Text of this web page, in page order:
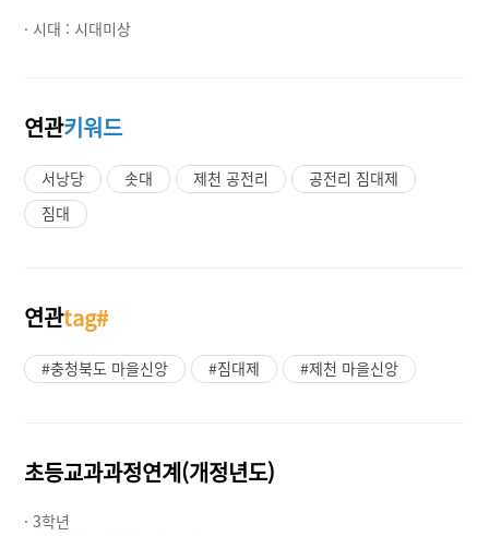
· 시대 : 시대미상
연관키워드
서낭당 솟대 제천 공전리
공전리 짐대제
짐대
연관tag#
#충청북도 마을신앙 #짐대제 #제천 마을신앙
초등교과과정연계(개정년도)
· 3학년